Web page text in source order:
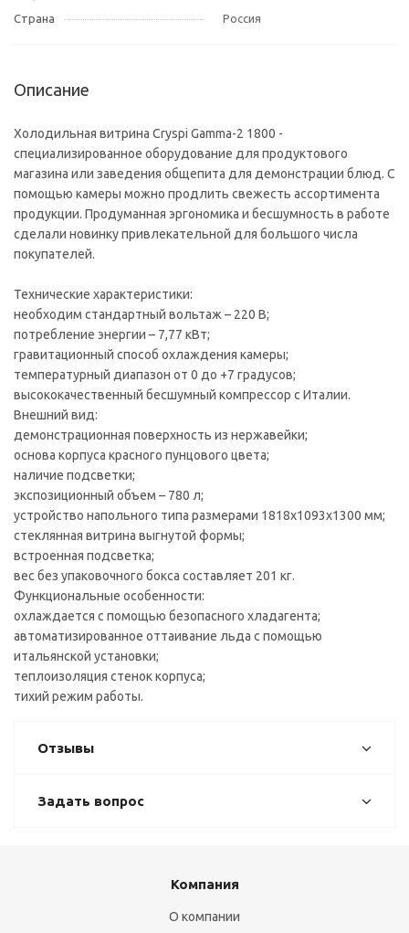
Страна
Россия
Описание
Холодильная витрина Cryspi Gamma-2 1800 -
специализированное оборудование для продуктового
магазина или заведения общепита для демонстрации блюд. С
помощью камеры можно продлить свежесть ассортимента
продукции. Продуманная эргономика и бесшумность в работе
сделали новинку привлекательной для большого числа
покупателей.
Технические характеристики:
необходим стандартный вольтаж – 220 В;
потребление энергии – 7,77 кВт;
гравитационный способ охлаждения камеры;
температурный диапазон от 0 до +7 градусов;
высококачественный бесшумный компрессор с Италии.
Внешний вид:
демонстрационная поверхность из нержавейки;
основа корпуса красного пунцового цвета;
наличие подсветки;
экспозиционный объем – 780 л;
устройство напольного типа размерами 1818х1093х1300 мм;
стеклянная витрина выгнутой формы;
встроенная подсветка;
вес без упаковочного бокса составляет 201 кг.
Функциональные особенности:
охлаждается с помощью безопасного хладагента;
автоматизированное оттаивание льда с помощью
итальянской установки;
теплоизоляция стенок корпуса;
тихий режим работы.
Отзывы
Задать вопрос
Компания
О компании